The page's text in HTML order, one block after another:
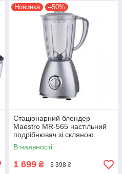
Новинка –50%
Стаціонарний блендер
Maestro MR-565 настільний
подрібнювач зі скляною
чашею
В наявності
1 699 ₴ 3 398 ₴